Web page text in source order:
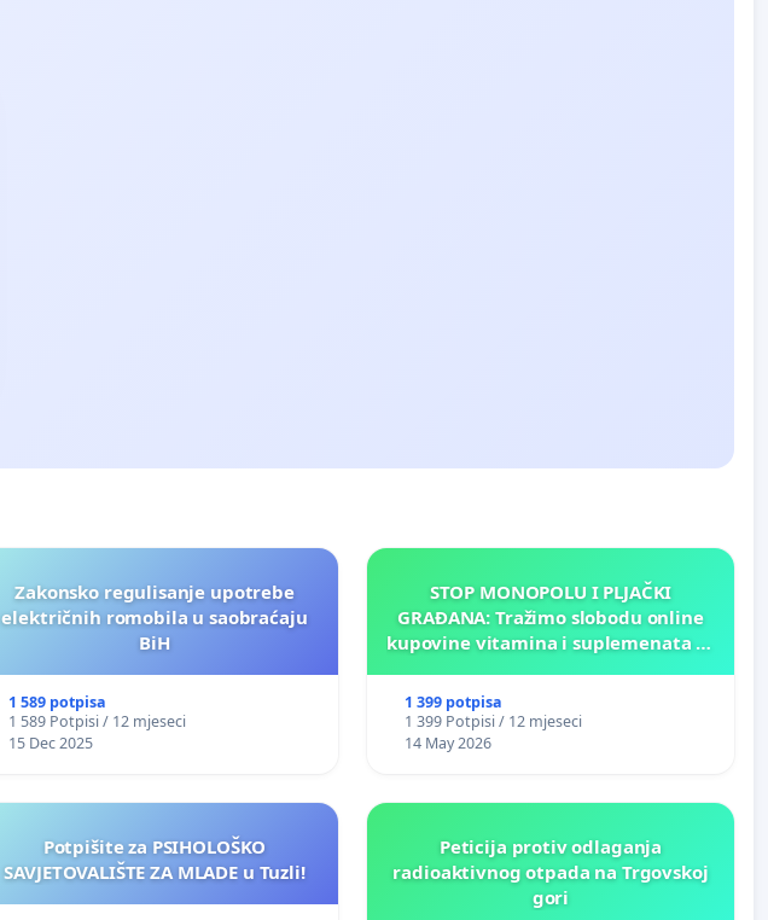
Zakonsko regulisanje upotrebe
električnih romobila u saobraćaju
BiH
1 589 potpisa
1 589 Potpisi / 12 mjeseci
15 Dec 2025
STOP MONOPOLU I PLJAČKI
GRAĐANA: Tražimo slobodu online
kupovine vitamina i suplemenata za
1 399 potpisa
1 399 Potpisi / 12 mjeseci
14 May 2026
Potpišite za PSIHOLOŠKO
SAVJETOVALIŠTE ZA MLADE u Tuzli!
Peticija protiv odlaganja
radioaktivnog otpada na Trgovskoj
gori